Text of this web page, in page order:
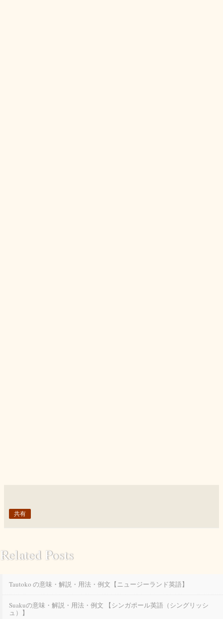
共有
Related Posts
Tautoko の意味・解説・用法・例文【ニュージーランド英語】
Suakuの意味・解説・用法・例文 【シンガポール英語（シングリッシ
ュ）】